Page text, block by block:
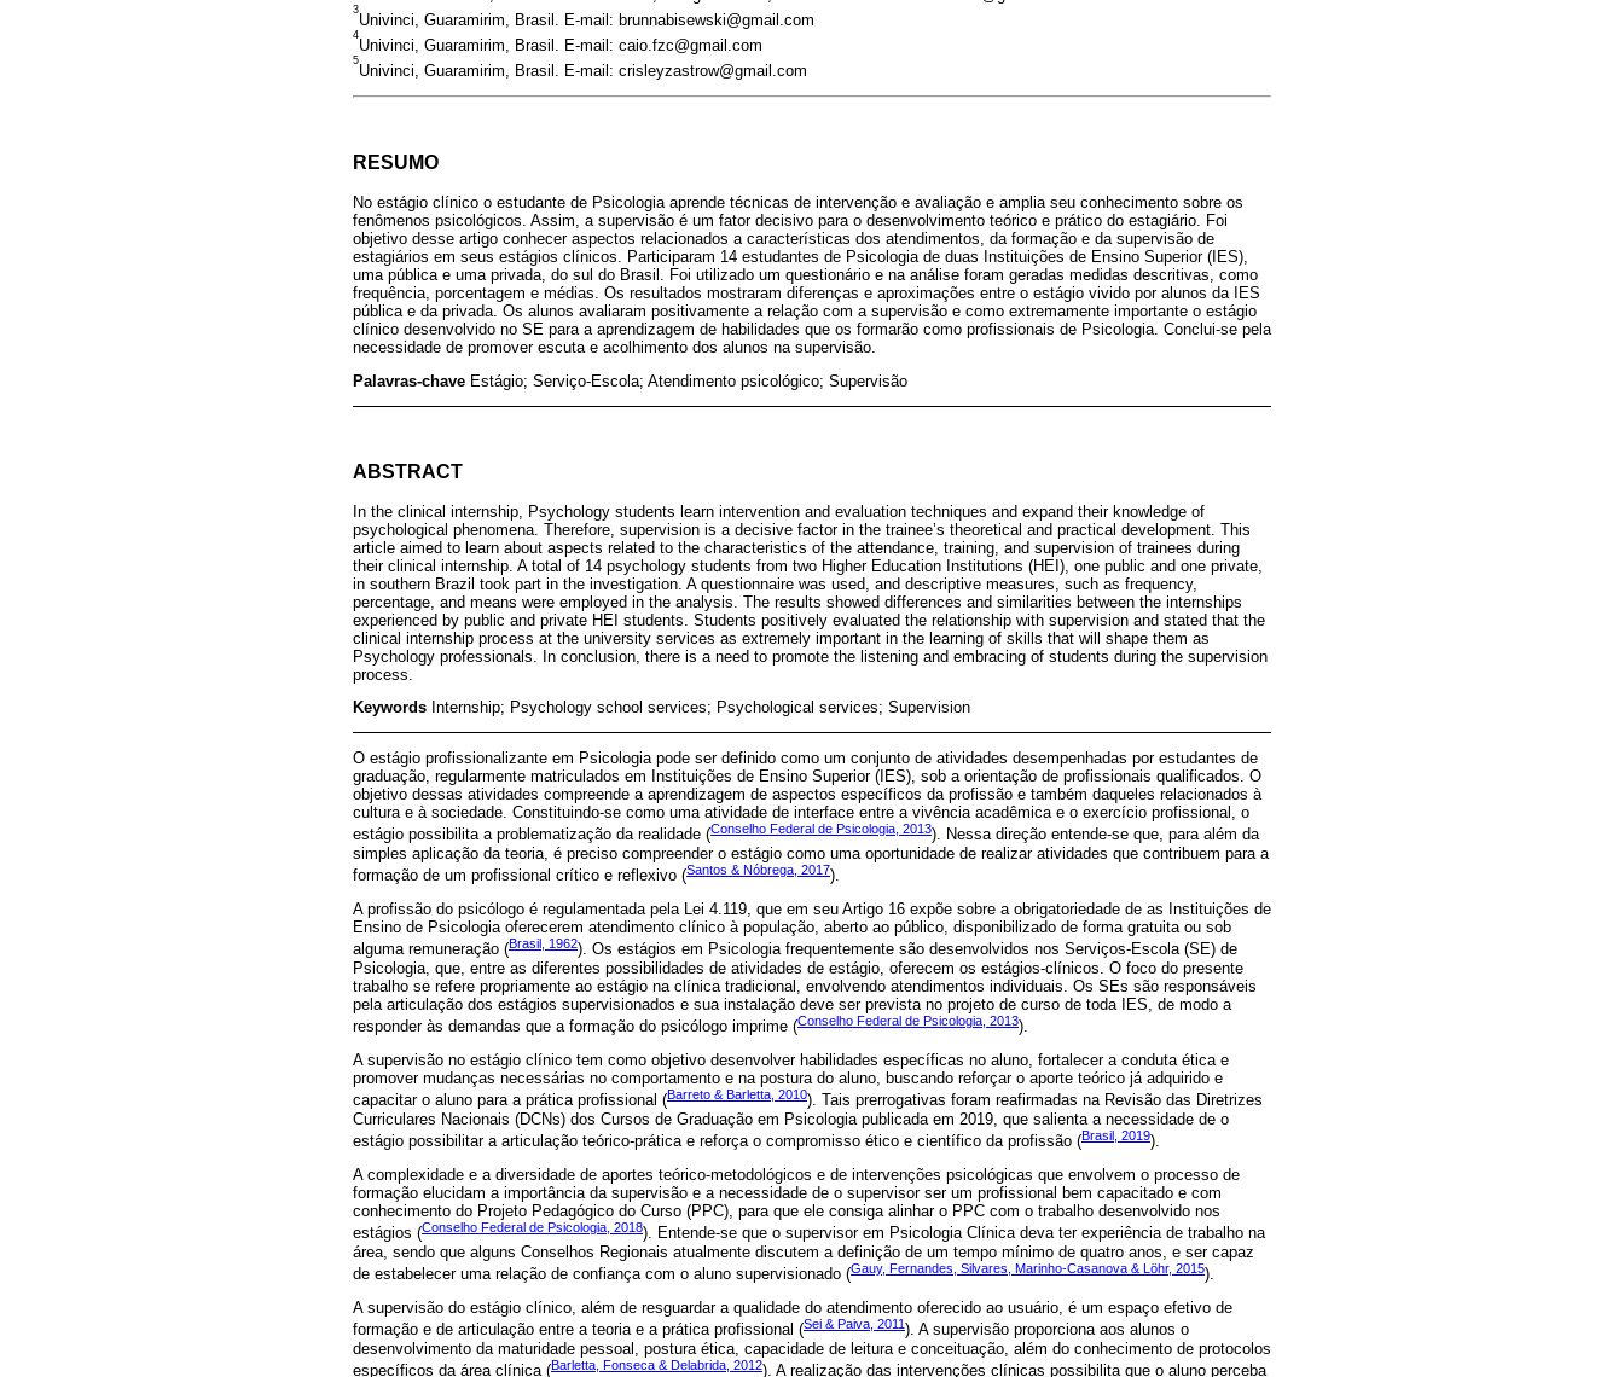
3
Univinci, Guaramirim, Brasil. E-mail: brunnabisewski@gmail.com
4
Univinci, Guaramirim, Brasil. E-mail: caio.fzc@gmail.com
5
Univinci, Guaramirim, Brasil. E-mail: crisleyzastrow@gmail.com
RESUMO
No estágio clínico o estudante de Psicologia aprende técnicas de intervenção e avaliação e amplia seu conhecimento sobre os
fenômenos psicológicos. Assim, a supervisão é um fator decisivo para o desenvolvimento teórico e prático do estagiário. Foi
objetivo desse artigo conhecer aspectos relacionados a características dos atendimentos, da formação e da supervisão de
estagiários em seus estágios clínicos. Participaram 14 estudantes de Psicologia de duas Instituições de Ensino Superior (IES),
uma pública e uma privada, do sul do Brasil. Foi utilizado um questionário e na análise foram geradas medidas descritivas, como
frequência, porcentagem e médias. Os resultados mostraram diferenças e aproximações entre o estágio vivido por alunos da IES
pública e da privada. Os alunos avaliaram positivamente a relação com a supervisão e como extremamente importante o estágio
clínico desenvolvido no SE para a aprendizagem de habilidades que os formarão como profissionais de Psicologia. Conclui-se pela
necessidade de promover escuta e acolhimento dos alunos na supervisão.
Palavras-chave Estágio; Serviço-Escola; Atendimento psicológico; Supervisão
ABSTRACT
In the clinical internship, Psychology students learn intervention and evaluation techniques and expand their knowledge of
psychological phenomena. Therefore, supervision is a decisive factor in the trainee’s theoretical and practical development. This
article aimed to learn about aspects related to the characteristics of the attendance, training, and supervision of trainees during
their clinical internship. A total of 14 psychology students from two Higher Education Institutions (HEI), one public and one private,
in southern Brazil took part in the investigation. A questionnaire was used, and descriptive measures, such as frequency,
percentage, and means were employed in the analysis. The results showed differences and similarities between the internships
experienced by public and private HEI students. Students positively evaluated the relationship with supervision and stated that the
clinical internship process at the university services as extremely important in the learning of skills that will shape them as
Psychology professionals. In conclusion, there is a need to promote the listening and embracing of students during the supervision
process.
Keywords Internship; Psychology school services; Psychological services; Supervision
O estágio profissionalizante em Psicologia pode ser definido como um conjunto de atividades desempenhadas por estudantes de
graduação, regularmente matriculados em Instituições de Ensino Superior (IES), sob a orientação de profissionais qualificados. O
objetivo dessas atividades compreende a aprendizagem de aspectos específicos da profissão e também daqueles relacionados à
cultura e à sociedade. Constituindo-se como uma atividade de interface entre a vivência acadêmica e o exercício profissional, o
estágio possibilita a problematização da realidade (Conselho Federal de Psicologia, 2013). Nessa direção entende-se que, para além da
simples aplicação da teoria, é preciso compreender o estágio como uma oportunidade de realizar atividades que contribuem para a
formação de um profissional crítico e reflexivo (Santos & Nóbrega, 2017).
A profissão do psicólogo é regulamentada pela Lei 4.119, que em seu Artigo 16 expõe sobre a obrigatoriedade de as Instituições de
Ensino de Psicologia oferecerem atendimento clínico à população, aberto ao público, disponibilizado de forma gratuita ou sob
alguma remuneração (Brasil, 1962). Os estágios em Psicologia frequentemente são desenvolvidos nos Serviços-Escola (SE) de
Psicologia, que, entre as diferentes possibilidades de atividades de estágio, oferecem os estágios-clínicos. O foco do presente
trabalho se refere propriamente ao estágio na clínica tradicional, envolvendo atendimentos individuais. Os SEs são responsáveis
pela articulação dos estágios supervisionados e sua instalação deve ser prevista no projeto de curso de toda IES, de modo a
responder às demandas que a formação do psicólogo imprime (Conselho Federal de Psicologia, 2013).
A supervisão no estágio clínico tem como objetivo desenvolver habilidades específicas no aluno, fortalecer a conduta ética e
promover mudanças necessárias no comportamento e na postura do aluno, buscando reforçar o aporte teórico já adquirido e
capacitar o aluno para a prática profissional (Barreto & Barletta, 2010). Tais prerrogativas foram reafirmadas na Revisão das Diretrizes
Curriculares Nacionais (DCNs) dos Cursos de Graduação em Psicologia publicada em 2019, que salienta a necessidade de o
estágio possibilitar a articulação teórico-prática e reforça o compromisso ético e científico da profissão (Brasil, 2019).
A complexidade e a diversidade de aportes teórico-metodológicos e de intervenções psicológicas que envolvem o processo de
formação elucidam a importância da supervisão e a necessidade de o supervisor ser um profissional bem capacitado e com
conhecimento do Projeto Pedagógico do Curso (PPC), para que ele consiga alinhar o PPC com o trabalho desenvolvido nos
estágios (Conselho Federal de Psicologia, 2018). Entende-se que o supervisor em Psicologia Clínica deva ter experiência de trabalho na
área, sendo que alguns Conselhos Regionais atualmente discutem a definição de um tempo mínimo de quatro anos, e ser capaz
de estabelecer uma relação de confiança com o aluno supervisionado (Gauy, Fernandes, Silvares, Marinho-Casanova & Löhr, 2015).
A supervisão do estágio clínico, além de resguardar a qualidade do atendimento oferecido ao usuário, é um espaço efetivo de
formação e de articulação entre a teoria e a prática profissional (Sei & Paiva, 2011). A supervisão proporciona aos alunos o
desenvolvimento da maturidade pessoal, postura ética, capacidade de leitura e conceituação, além do conhecimento de protocolos
específicos da área clínica (Barletta, Fonseca & Delabrida, 2012). A realização das intervenções clínicas possibilita que o aluno perceba